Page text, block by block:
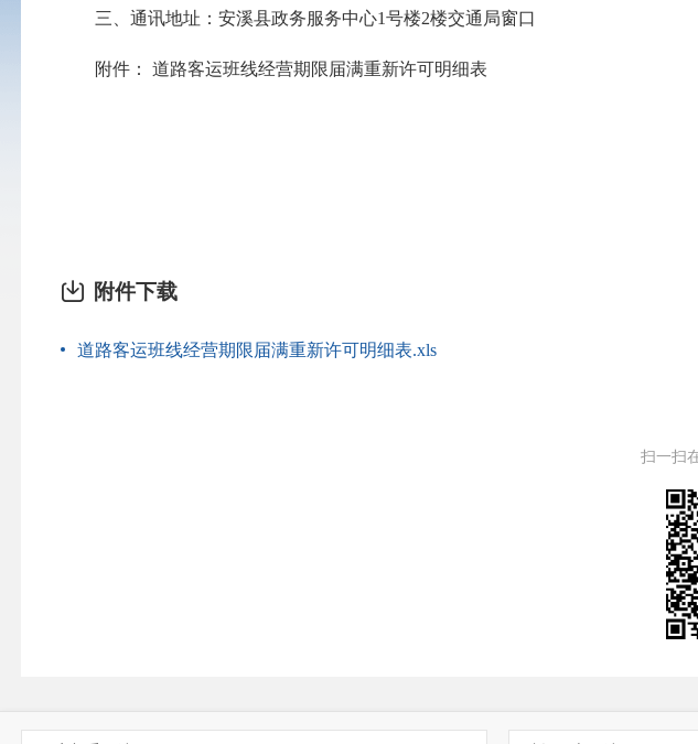
三、通讯地址：安溪县政务服务中心1号楼2楼交通局窗口
附件： 道路客运班线经营期限届满重新许可明细表
附件下载
道路客运班线经营期限届满重新许可明细表.xls
扫一扫